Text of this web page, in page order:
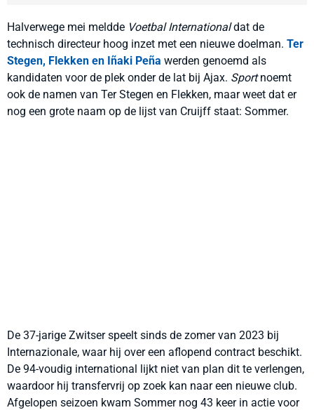
Halverwege mei meldde Voetbal Internationaldat de
technisch directeur hoog inzet met een nieuwe doelman. Ter
Stegen, Flekken en Iñaki Peña werden genoemd als
kandidaten voor de plek onder de lat bij Ajax. Sportnoemt
ook de namen van Ter Stegen en Flekken, maar weet dat er
nog een grote naam op de lijst van Cruijff staat: Sommer.
De 37-jarige Zwitser speelt sinds de zomer van 2023 bij
Internazionale, waar hij over een aflopend contract beschikt.
De 94-voudig international lijkt niet van plan dit te verlengen,
waardoor hij transfervrij op zoek kan naar een nieuwe club.
Afgelopen seizoen kwam Sommer nog 43 keer in actie voor